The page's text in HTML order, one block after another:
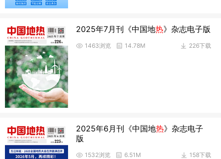
2025年7月刊《中国地热》杂志电子版
226下载
1463浏览 14.78M
2025年6月刊《中国地热》杂志电子
版
158下载
1532浏览 6.51M